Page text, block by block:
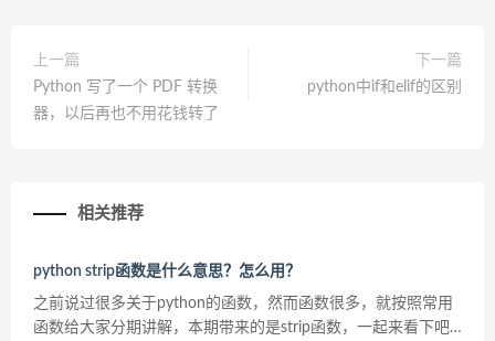
上一篇
Python 写了一个 PDF 转换
器，以后再也不用花钱转了
下一篇
python中if和elif的区别
相关推荐
python strip函数是什么意思？怎么用？
之前说过很多关于python的函数，然而函数很多，就按照常用
函数给大家分期讲解，本期带来的是strip函数，一起来看下吧~